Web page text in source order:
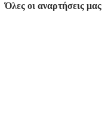
Όλες οι αναρτήσεις μας